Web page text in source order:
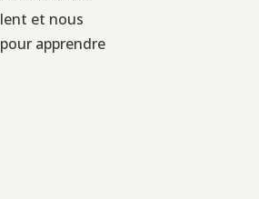
et nous
apprendre